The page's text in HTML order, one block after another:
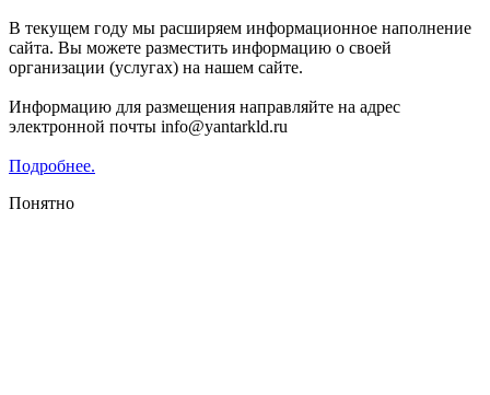
В текущем году мы расширяем информационное наполнение
сайта. Вы можете разместить информацию о своей
организации (услугах) на нашем сайте.
Информацию для размещения направляйте на адрес
электронной почты info@yantarkld.ru
Подробнее.
Понятно